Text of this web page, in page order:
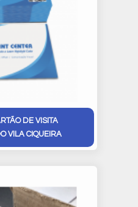
DE VISITA
VILA CIQUEIRA